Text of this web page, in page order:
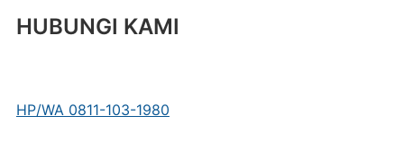
HUBUNGI KAMI
HP/WA 0811-103-1980